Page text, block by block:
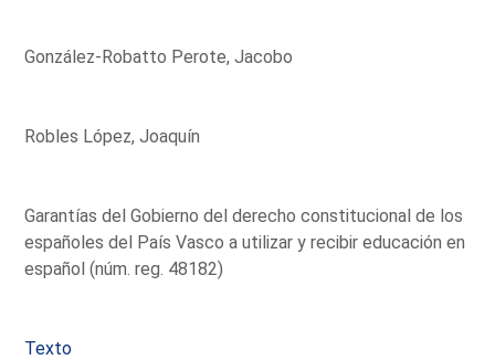
González-Robatto Perote, Jacobo
Robles López, Joaquín
Garantías del Gobierno del derecho constitucional de los
españoles del País Vasco a utilizar y recibir educación en
español (núm. reg. 48182)
Texto